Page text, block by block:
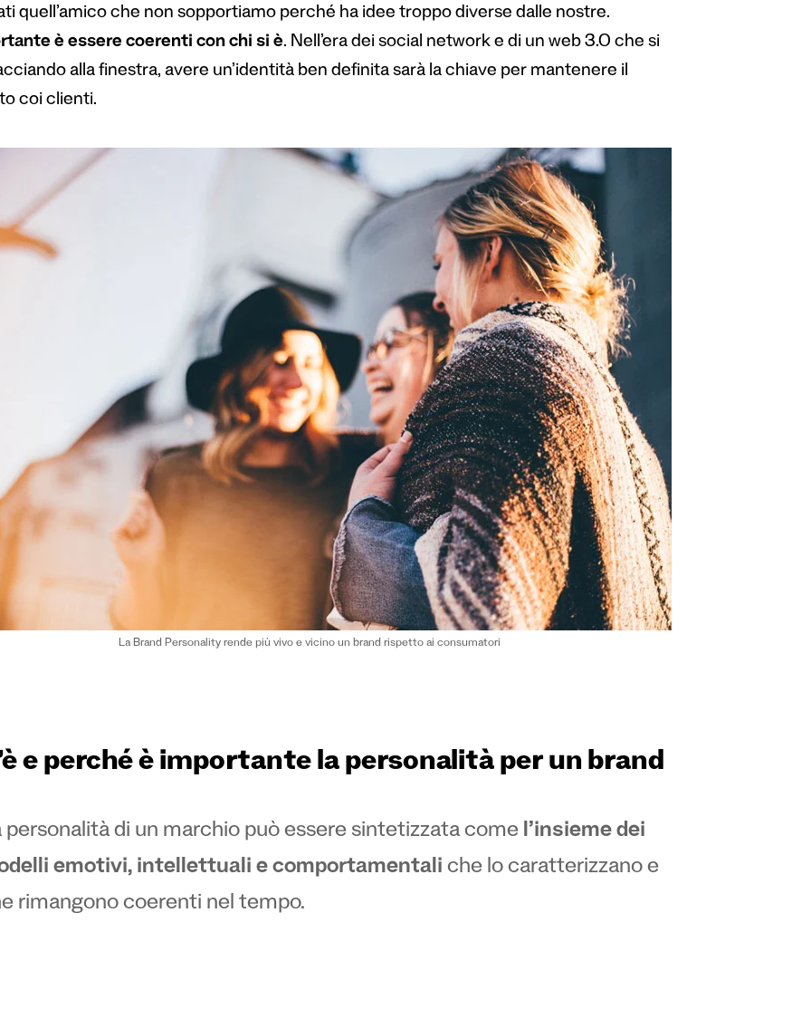
quell’amico che non sopportiamo perché ha idee troppo diverse dalle nostre.
è essere coerenti con chi si è. Nell’era dei social network e di un web 3.0 che si
alla finestra, avere un’identità ben definita sarà la chiave per mantenere il
coi clienti.
La Brand Personality rende più vivo e vicino un brand rispetto ai consumatori
e perché è importante la personalità per un brand
personalità di un marchio può essere sintetizzata come l’insieme dei
emotivi, intellettuali e comportamentali che lo caratterizzano e
rimangono coerenti nel tempo.